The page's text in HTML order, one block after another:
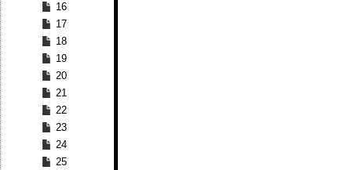
16
17
18
19
20
21
22
23
24
25